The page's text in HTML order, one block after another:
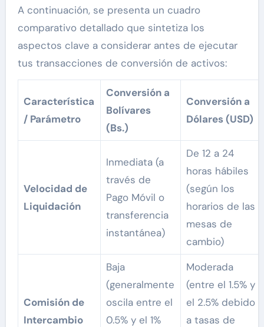
A continuación, se presenta un cuadro
comparativo detallado que sintetiza los
aspectos clave a considerar antes de ejecutar
tus transacciones de conversión de activos:
Característica
/ Parámetro
Conversión a
Bolívares
(Bs.)
Conversión a
Dólares (USD)
Velocidad de
Liquidación
Inmediata (a
través de
Pago Móvil o
transferencia
instantánea)
De 12 a 24
horas hábiles
(según los
horarios de las
mesas de
cambio)
Comisión de
Intercambio
Baja
(generalmente
oscila entre el
0.5% y el 1%
Moderada
(entre el 1.5% y
el 2.5% debido
a tasas de